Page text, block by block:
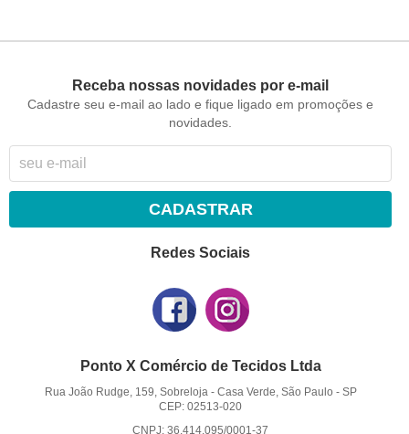
Receba nossas novidades por e-mail
Cadastre seu e-mail ao lado e fique ligado em promoções e
novidades.
CADASTRAR
Redes Sociais
Ponto X Comércio de Tecidos Ltda
Rua João Rudge, 159, Sobreloja- Casa Verde, São Paulo - SP
CEP: 02513-020
CNPJ: 36.414.095/0001-37